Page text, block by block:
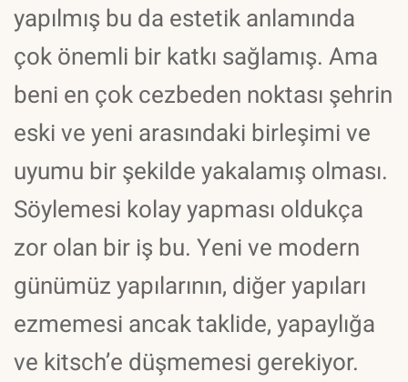
yapılmış bu da estetik anlamında
çok önemli bir katkı sağlamış. Ama
beni en çok cezbeden noktası şehrin
eski ve yeni arasındaki birleşimi ve
uyumu bir şekilde yakalamış olması.
Söylemesi kolay yapması oldukça
zor olan bir iş bu. Yeni ve modern
günümüz yapılarının, diğer yapıları
ezmemesi ancak taklide, yapaylığa
ve kitsch’e düşmemesi gerekiyor.